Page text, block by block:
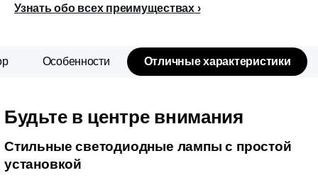
Узнать обо всех преимуществах
Особенности Отличные характеристики
Будьте в центре внимания
Стильные светодиодные лампы с простой
установкой